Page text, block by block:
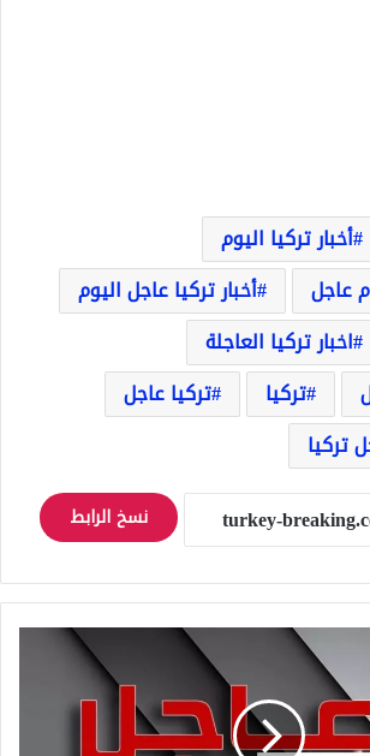
أخبار تركيا اليوم
عاجل
أخبار تركيا عاجل اليوم
اخبار تركيا العاجلة
تركيا
تركيا عاجل
تركيا
نسخ الرابط